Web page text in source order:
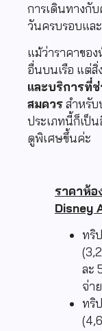
การเดินทางกั
วันครบรอบแล
แม้ว่าราคาของ
อื่นบนเรือ แต่สิ่
และบริการที่
สมควรสำหรับ
ประเภทนี้ก็เป็
ดูพิเศษขึ้นค่ะ
ราคาห้อ
Disney
ทริ
ละ
จ่า
ทริ